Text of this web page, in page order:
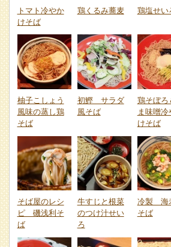
トマト冷やか
けそば
鶏くるみ蕎麦 鶏塩せい
柚子こしょう
風味の蒸し鶏
そば
初鰹 サラダ
風そば
鶏そぼろ
ま味噌冷
けそば
そば屋のレシ
ピ 磯浅利そ
ば
牛すじと根菜
のつけ汁せい
ろ
冷製 海
そば